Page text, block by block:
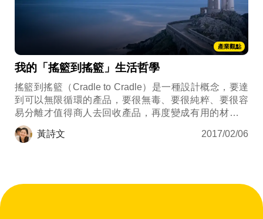
產業觀點
我的「搖籃到搖籃」生活哲學
搖籃到搖籃（Cradle to Cradle）是一種設計概念，要達
到可以無限循環的產品，要很無毒、要很純粹、要很容
易分離才值得商人去回收產品，再度變成有用的材料，
或分解後變成土壤的養分，而非汙染。
黃詩文
2017/02/06